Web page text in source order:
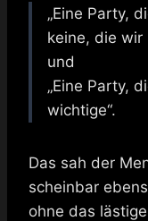
„Eine Party,
keine, die wir
und
„Eine Party,
wichtige“.
Das sah der
scheinbar
ohne das